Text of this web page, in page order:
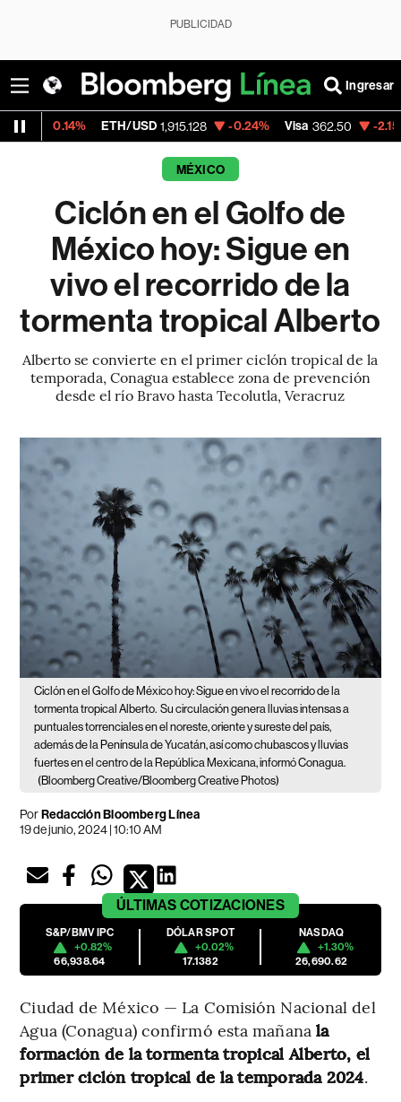
PUBLICIDAD
Ingresar
ETH/USD 1,915.128 -0.24% Visa 362.50 -2.15%
MÉXICO
Ciclón en el Golfo de
México hoy: Sigue en
vivo el recorrido de la
tormenta tropical Alberto
Alberto se convierte en el primer ciclón tropical de la
temporada, Conagua establece zona de prevención
desde el río Bravo hasta Tecolutla, Veracruz
Ciclón en el Golfo de México hoy: Sigue en vivo el recorrido de la
tormenta tropical Alberto. Su circulación genera lluvias intensas a
puntuales torrenciales en el noreste, oriente y sureste del país,
además de la Península de Yucatán, así como chubascos y lluvias
fuertes en el centro de la República Mexicana, informó Conagua.
(Bloomberg Creative/Bloomberg Creative Photos)
PorRedacción Bloomberg Línea
19 de junio, 2024 | 10:10 AM
ÚLTIMAS COTIZACIONES
S&P/BMV IPC
+0.82%
66,938.64
DÓLAR SPOT
+0.02%
17.1382
NASDAQ
+1.30%
26,690.62
Ciudad de México — La Comisión Nacional del
Agua (Conagua) confirmó esta mañana la
formación de la tormenta tropical Alberto, el
primer ciclón tropical de la temporada 2024.